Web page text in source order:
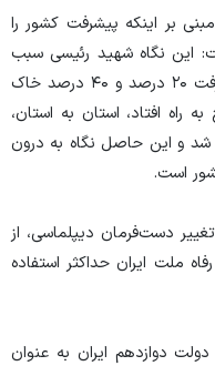
بر اینکه پیشرفت کشور را
این نگاه شهید رئیسی سبب
شد تا طرح‌هایی که سالیان سال در پیشرفت ۲۰ درصد و ۴۰ درصد خاک
راه افتاد، استان به استان،
و این حاصل نگاه به درون
است.
دست‌فرمان دیپلماسی، از
ملت ایران حداکثر استفاده
دوازدهم ایران به عنوان